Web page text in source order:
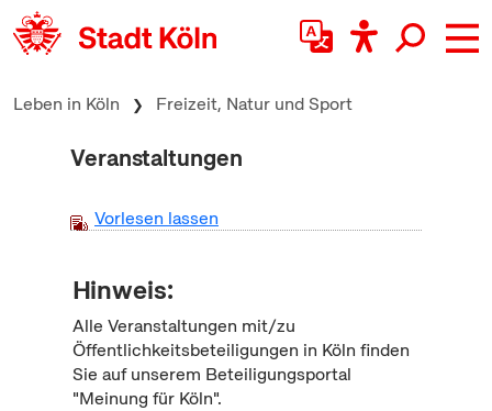
zum Inhalt springen
Leben in Köln Freizeit, Natur und Sport
Veranstaltungen
Vorlesen lassen
Hinweis:
Alle Veranstaltungen mit/zu
Öffentlichkeitsbeteiligungen in Köln finden
Sie auf unserem Beteiligungsportal
"Meinung für Köln".